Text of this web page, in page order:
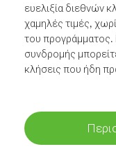
ευελιξία διεθνών
χαμηλές τιμές,
του προγράμματος.
συνδρομής
κλήσεις που ήδη